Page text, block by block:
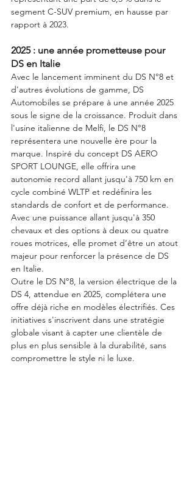
segment C-SUV premium, en hausse par
rapport à 2023.
2025 : une année prometteuse pour
DS en Italie
Avec le lancement imminent du DS N°8 et
d'autres évolutions de gamme, DS
Automobiles se prépare à une année 2025
sous le signe de la croissance. Produit dans
l'usine italienne de Melfi, le DS N°8
représentera une nouvelle ère pour la
marque. Inspiré du concept DS AERO
SPORT LOUNGE, elle offrira une
autonomie record allant jusqu'à 750 km en
cycle combiné WLTP et redéfinira les
standards de confort et de performance.
Avec une puissance allant jusqu'à 350
chevaux et des options à deux ou quatre
roues motrices, elle promet d’être un atout
majeur pour renforcer la présence de DS
en Italie.
Outre le DS N°8, la version électrique de la
DS 4, attendue en 2025, complétera une
offre déjà riche en modèles électrifiés. Ces
initiatives s'inscrivent dans une stratégie
globale visant à capter une clientèle de
plus en plus sensible à la durabilité, sans
compromettre le style ni le luxe.